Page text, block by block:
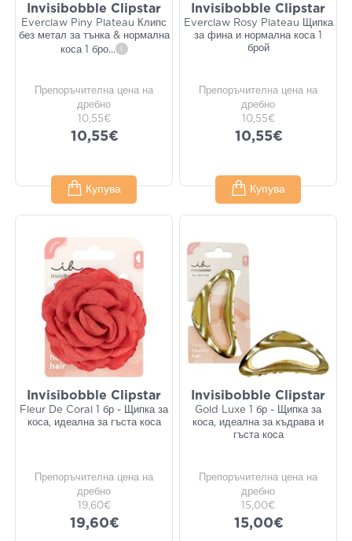
Invisibobble Clipstar
Everclaw Piny Plateau Клипс
без метал за тънка & нормална
коса 1 бро... i
Препоръчителна цена на
дребно
10,55€
10,55€
Купува
Invisibobble Clipstar
Everclaw Rosy Plateau Щипка
за фина и нормална коса 1
брой
Препоръчителна цена на
дребно
10,55€
10,55€
Купува
Invisibobble Clipstar
Fleur De Coral 1 бр - Щипка за
коса, идеална за гъста коса
Препоръчителна цена на
дребно
19,60€
19,60€
Invisibobble Clipstar
Gold Luxe 1 бр - Щипка за
коса, идеална за къдрава и
гъста коса
Препоръчителна цена на
дребно
15,00€
15,00€